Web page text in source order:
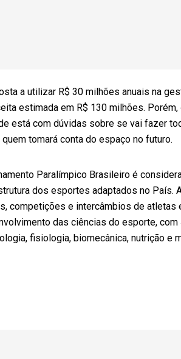
a utilizar R$ 30 milhões anuais na
estimada em R$ 130 milhões.
está com dúvidas sobre se vai fazer
tomará conta do espaço no futuro.
Paralímpico Brasileiro é
dos esportes adaptados no País.
competições e intercâmbios de
das ciências do esporte,
fisiologia, biomecânica, nutrição e